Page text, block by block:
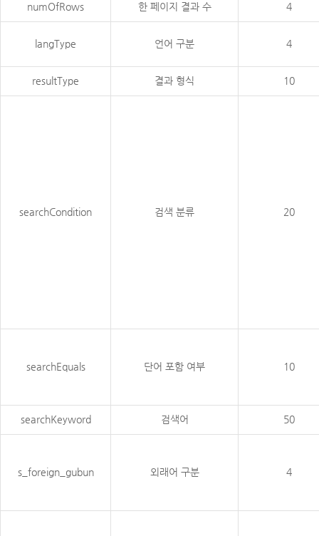
numOfRows 한 페이지 결과 수 4
langType 언어 구분 4
resultType 결과 형식 10
searchCondition 검색 분류 20
searchEquals 단어 포함 여부 10
searchKeyword 검색어 50
s_foreign_gubun 외래어 구분 4